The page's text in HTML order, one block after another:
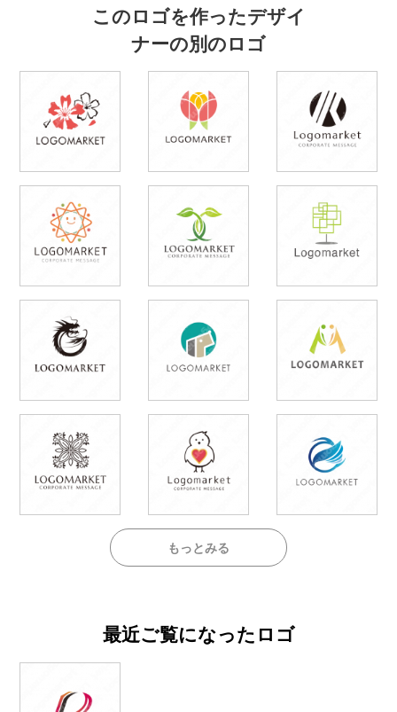
このロゴを作ったデザイ
ナーの別のロゴ
もっとみる
最近ご覧になったロゴ